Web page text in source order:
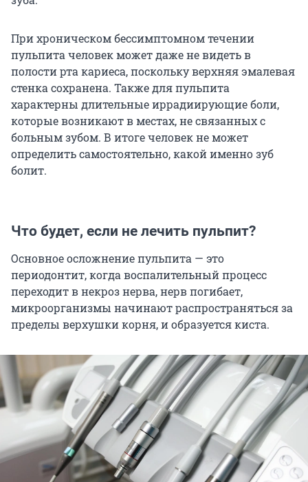
При хроническом бессимптомном течении
пульпита человек может даже не видеть в
полости рта кариеса, поскольку верхняя эмалевая
стенка сохранена. Также для пульпита
характерны длительные иррадиирующие боли,
которые возникают в местах, не связанных с
больным зубом. В итоге человек не может
определить самостоятельно, какой именно зуб
болит.
Что будет, если не лечить пульпит?
Основное осложнение пульпита — это
периодонтит, когда воспалительный процесс
переходит в некроз нерва, нерв погибает,
микроорганизмы начинают распространяться за
пределы верхушки корня, и образуется киста.